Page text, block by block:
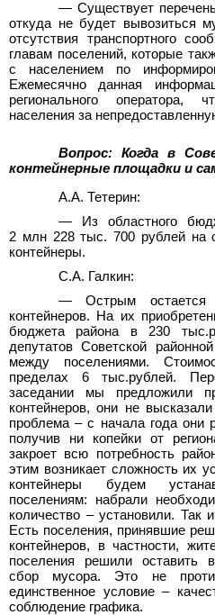
— Существует
откуда не будет вывозиться
отсутствия транспортного
главам поселений, которые
с населением по
Ежемесячно данная
регионального оператора,
населения за
Вопрос: Когда в
контейнерные площадки и
А.А. Тетерин:
— Из областного
2 млн 228 тыс. 700 рублей на
контейнеры.
С.А. Галкин:
— Острым остается
контейнеров. На их
бюджета района в 230
депутатов Советской
между поселениями.
пределах 6 тыс.рублей.
заседании мы предложили
контейнеров, они не
проблема – с начала года они
получив ни копейки от
закроет всю потребность
этим возникает сложность их
контейнеры будем
поселениям: набрали
количество – установили. Так
Есть поселения, принявшие
контейнеров, в частности,
поселения решили оставить
сбор мусора. Это не
единственное условие –
соблюдение графика.